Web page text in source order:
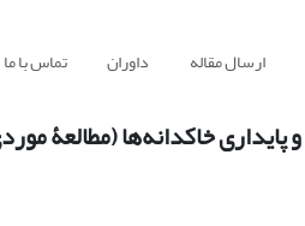
ارسال مقاله داوران تماس با ما
خاکدانه‌ها (مطالعۀ